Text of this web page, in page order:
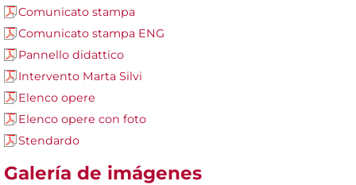
Comunicato stampa
Comunicato stampa ENG
Pannello didattico
Intervento Marta Silvi
Elenco opere
Elenco opere con foto
Stendardo
Galería de imágenes